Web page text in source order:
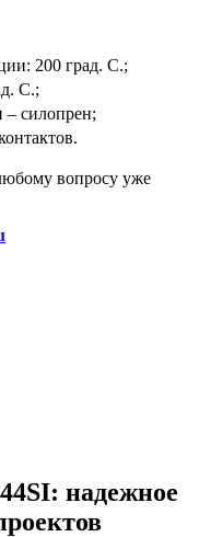
200 град. С.;
С.;
– силопрен;
вопросу уже
надежное